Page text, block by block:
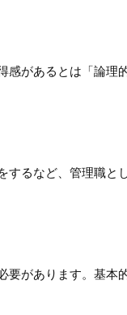
があるとは「論理
するなど、管理職と
要があります。基本